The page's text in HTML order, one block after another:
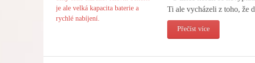
Ti ale vycházeli z toho, že
Přečíst více